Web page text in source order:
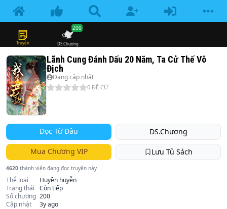
Truyện DS.Chương
200
Lãnh Cung Đánh Dấu 20 Năm, Ta Cử Thế Vô
Địch
Đang cập nhật
0 ĐỀ CỬ
Đọc Từ Đầu DS.Chương
Mua Chương VIP Lưu Tủ Sách
4620 thành viên đang đọc truyện này
Thể loại
Huyền huyễn
Trạng thái
Còn tiếp
Số chương 200
Cập nhật
3y ago